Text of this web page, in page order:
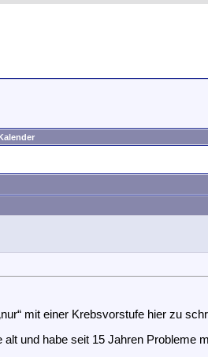
mit einer Krebsvorstufe hier zu
und habe seit 15 Jahren